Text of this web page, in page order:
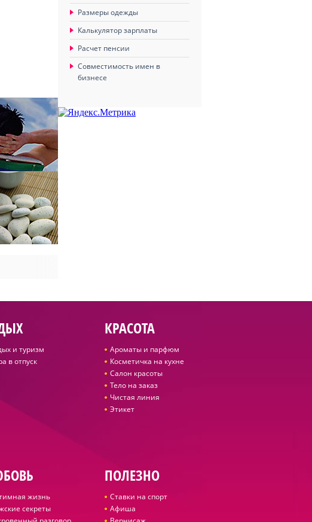
Размеры одежды
Калькулятор зарплаты
Расчет пенсии
Совместимость имен в
бизнесе
и туризм
в отпуск
КРАСОТА
Ароматы и парфюм
Косметичка на кухне
Салон красоты
Тело на заказ
Чистая линия
Этикет
жизнь
секреты
ПОЛЕЗНО
Ставки на спорт
Афиша